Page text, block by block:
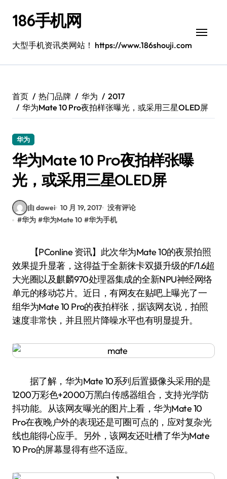
186手机网
大型手机资讯类网站！ https://www.186shouji.com
首页 热门品牌 华为
2017
华为Mate 10 Pro夜拍样张曝光，或采用三星OLED屏
华为
华为Mate 10 Pro夜拍样张曝
光，或采用三星OLED屏
由 dawei 10 月 19, 2017 没有评论
#华为 #华为Mate 10 #华为手机
【PConline 资讯】此次华为Mate 10的夜景拍照
效果提升显著，这得益于全新徕卡双摄升级的F/1.6超
大光圈以及麒麟970处理器集成的全新NPU神经网络
单元的移动芯片。近日，有网友在贴吧上曝光了一
组华为Mate 10 Pro的夜拍样张，据该网友说，拍照
速度非常快，并且照片降噪水平也有明显提升。
据了解，华为Mate 10系列后置摄像头采用的是
1200万彩色+2000万黑白传感器组合，支持光学防
抖功能。从该网友曝光的图片上看，华为Mate 10
Pro在夜晚户外的表现还是可圈可点的，应对复杂光
线也能得心应手。另外，该网友还吐槽了华为Mate
10 Pro的屏幕显得有些不适应。